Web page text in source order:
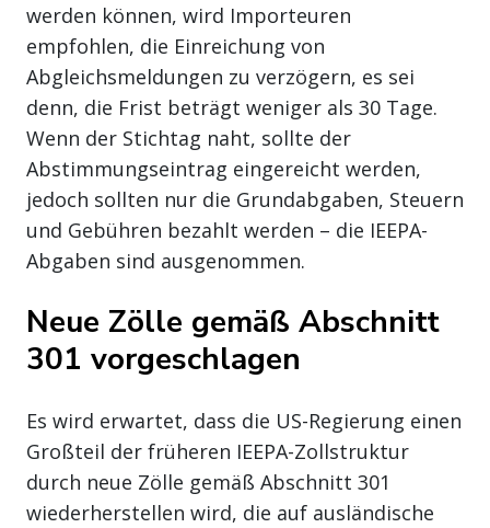
werden können, wird Importeuren
empfohlen, die Einreichung von
Abgleichsmeldungen zu verzögern, es sei
denn, die Frist beträgt weniger als 30 Tage.
Wenn der Stichtag naht, sollte der
Abstimmungseintrag eingereicht werden,
jedoch sollten nur die Grundabgaben, Steuern
und Gebühren bezahlt werden – die IEEPA-
Abgaben sind ausgenommen.
Neue Zölle gemäß Abschnitt
301 vorgeschlagen
Es wird erwartet, dass die US-Regierung einen
Großteil der früheren IEEPA-Zollstruktur
durch neue Zölle gemäß Abschnitt 301
wiederherstellen wird, die auf ausländische